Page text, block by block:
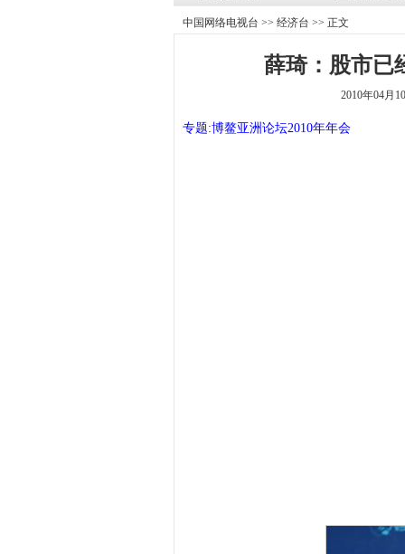
中国网络电视台 >> 经济台 >> 正文
薛琦：股市已
2010年04月
专题:博鳌亚洲论坛2010年年会